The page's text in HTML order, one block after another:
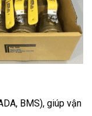
BMS), giúp vận